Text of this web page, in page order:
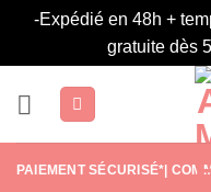
-Expédié en 48h +
gratuite dès
PAIEMENT SÉCURISÉ*|